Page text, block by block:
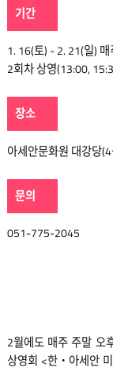
기간
1. 16(토) - 2. 21(일) 매
2회차 상영(13:00,
장소
아세안문화원 대강당
문의
051-775-2045
2월에도 매주 주말 오
상영회 <한‧아세안